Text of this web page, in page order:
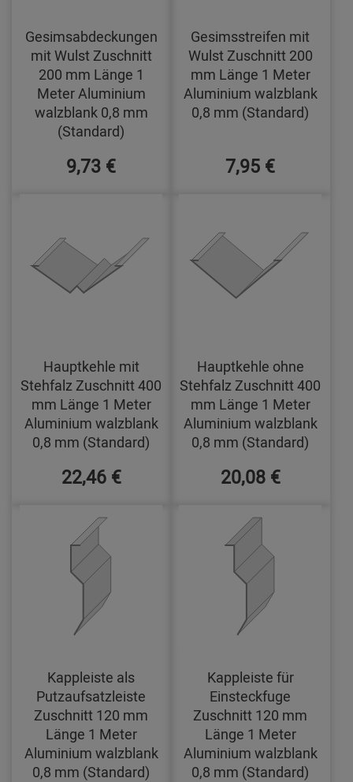
Gesimsabdeckungen
mit Wulst Zuschnitt
200 mm Länge 1
Meter Aluminium
walzblank 0,8 mm
(Standard)
9,73 €
Gesimsstreifen mit
Wulst Zuschnitt 200
mm Länge 1 Meter
Aluminium walzblank
0,8 mm (Standard)
7,95 €
Hauptkehle mit
Stehfalz Zuschnitt 400
mm Länge 1 Meter
Aluminium walzblank
0,8 mm (Standard)
22,46 €
Hauptkehle ohne
Stehfalz Zuschnitt 400
mm Länge 1 Meter
Aluminium walzblank
0,8 mm (Standard)
20,08 €
Kappleiste als
Putzaufsatzleiste
Zuschnitt 120 mm
Länge 1 Meter
Aluminium walzblank
0,8 mm (Standard)
Kappleiste für
Einsteckfuge
Zuschnitt 120 mm
Länge 1 Meter
Aluminium walzblank
0,8 mm (Standard)